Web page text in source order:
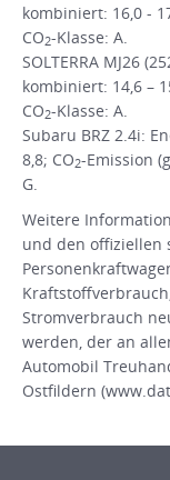
kombiniert: 16,0 -
CO2-Klasse: A.
SOLTERRA MJ26
kombiniert: 14,6 –
CO2-Klasse: A.
Subaru BRZ 2.4i:
8,8; CO2-Emission
G.
Weitere
und den offiziellen
Stromverbrauch
werden, der an
Automobil
Ostfildern